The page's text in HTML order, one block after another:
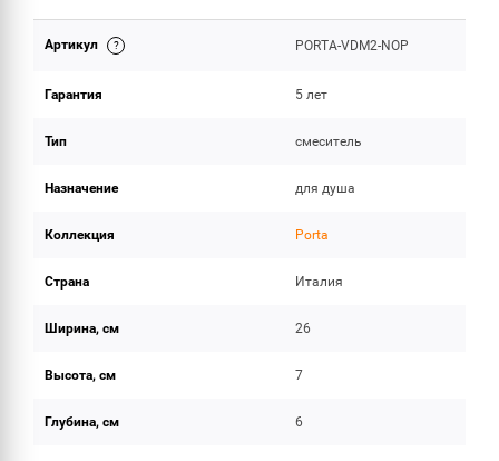
ОБЪЕМ ПОСТАВКИ
Артикул PORTA-VDM2-NOP
Гарантия 5 лет
Тип смеситель
Назначение для душа
Коллекция Porta
Страна Италия
Ширина, см 26
Высота, см 7
Глубина, см 6